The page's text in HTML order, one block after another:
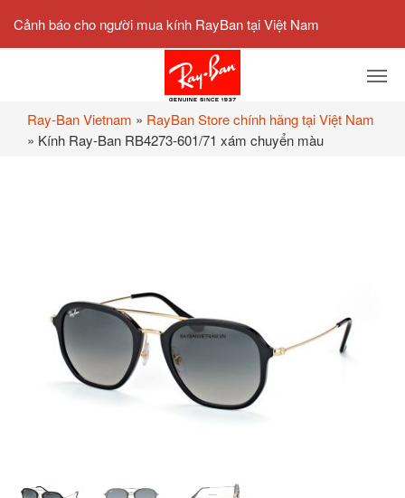
Cảnh báo cho người mua kính RayBan tại Việt Nam
Ray-Ban Vietnam » RayBan Store chính hãng tại Việt Nam
» Kính Ray-Ban RB4273-601/71 xám chuyển màu